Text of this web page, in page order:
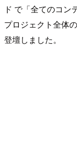
ド で「全てのコン
プロジェクト全体
登壇しました。